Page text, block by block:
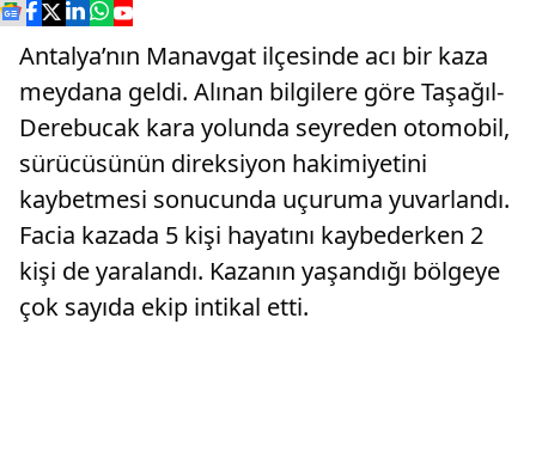
Antalya’nın Manavgat ilçesinde acı bir kaza
meydana geldi. Alınan bilgilere göre Taşağıl-
Derebucak kara yolunda seyreden otomobil,
sürücüsünün direksiyon hakimiyetini
kaybetmesi sonucunda uçuruma yuvarlandı.
Facia kazada 5 kişi hayatını kaybederken 2
kişi de yaralandı. Kazanın yaşandığı bölgeye
çok sayıda ekip intikal etti.